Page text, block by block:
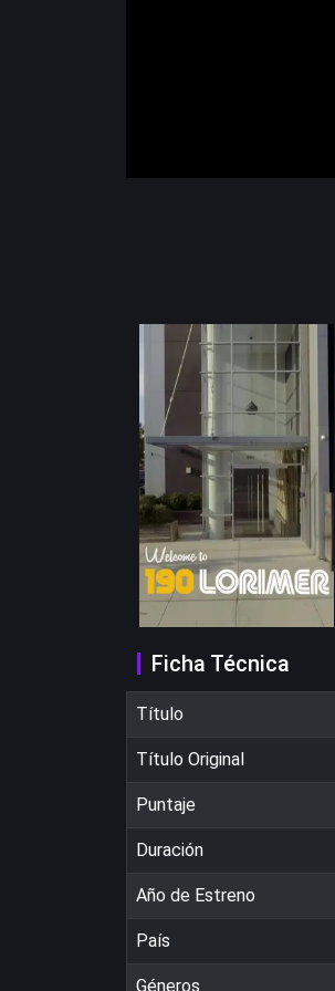
Ficha Técnica
Título
Título Original
Puntaje
Duración
Año de Estreno
País
Géneros